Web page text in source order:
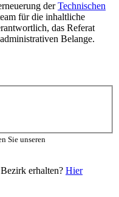
derTechnischen
für die inhaltliche
das Referat
Belange.
Sie unseren
erhalten? Hier